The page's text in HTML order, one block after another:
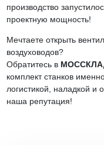
производство
проектную мощность!
Мечтаете открыть
воздуховодов?
Обратитесь в
комплект станков
логистикой, наладкой
наша репутация!